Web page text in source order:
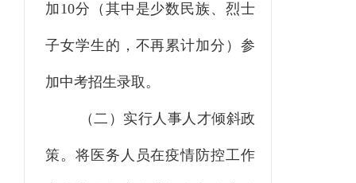
加 10分（其中是少数民族、烈士
子女学生的，不再累计加分）参
加中考招生录取。
（二）实行人事人才倾斜政
策。 将医务人员在疫情防控工作